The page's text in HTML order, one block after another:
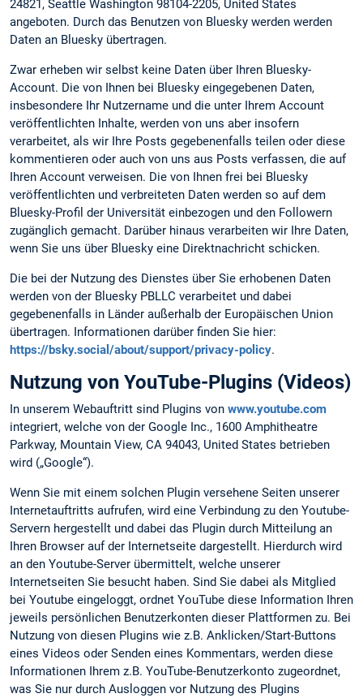
24821, Seattle Washington 98104-2205, United States
angeboten. Durch das Benutzen von Bluesky werden werden
Daten an Bluesky übertragen.
Zwar erheben wir selbst keine Daten über Ihren Bluesky-
Account. Die von Ihnen bei Bluesky eingegebenen Daten,
insbesondere Ihr Nutzername und die unter Ihrem Account
veröffentlichten Inhalte, werden von uns aber insofern
verarbeitet, als wir Ihre Posts gegebenenfalls teilen oder diese
kommentieren oder auch von uns aus Posts verfassen, die auf
Ihren Account verweisen. Die von Ihnen frei bei Bluesky
veröffentlichten und verbreiteten Daten werden so auf dem
Bluesky-Profil der Universität einbezogen und den Followern
zugänglich gemacht. Darüber hinaus verarbeiten wir Ihre Daten,
wenn Sie uns über Bluesky eine Direktnachricht schicken.
Die bei der Nutzung des Dienstes über Sie erhobenen Daten
werden von der Bluesky PBLLC verarbeitet und dabei
gegebenenfalls in Länder außerhalb der Europäischen Union
übertragen. Informationen darüber finden Sie hier:
https://bsky.social/about/support/privacy-policy.
Nutzung von YouTube-Plugins (Videos)
In unserem Webauftritt sind Plugins von www.youtube.com
integriert, welche von der Google Inc., 1600 Amphitheatre
Parkway, Mountain View, CA 94043, United States betrieben
wird („Google“).
Wenn Sie mit einem solchen Plugin versehene Seiten unserer
Internetauftritts aufrufen, wird eine Verbindung zu den Youtube-
Servern hergestellt und dabei das Plugin durch Mitteilung an
Ihren Browser auf der Internetseite dargestellt. Hierdurch wird
an den Youtube-Server übermittelt, welche unserer
Internetseiten Sie besucht haben. Sind Sie dabei als Mitglied
bei Youtube eingeloggt, ordnet YouTube diese Information Ihren
jeweils persönlichen Benutzerkonten dieser Plattformen zu. Bei
Nutzung von diesen Plugins wie z.B. Anklicken/Start-Buttons
eines Videos oder Senden eines Kommentars, werden diese
Informationen Ihrem z.B. YouTube-Benutzerkonto zugeordnet,
was Sie nur durch Ausloggen vor Nutzung des Plugins